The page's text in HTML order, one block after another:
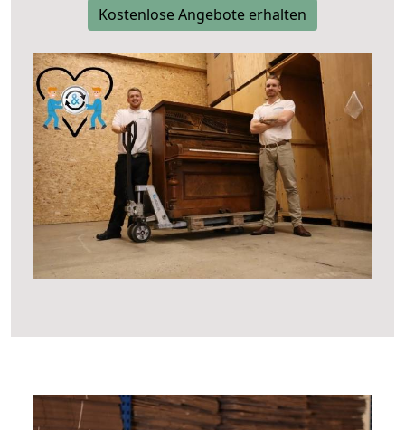
Kostenlose Angebote erhalten